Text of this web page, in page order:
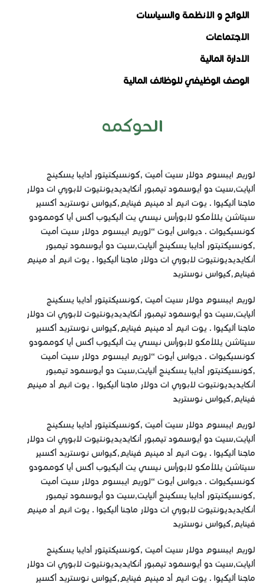
اللوائح و الانظمة والسياسات
الاجتماعات
الادارة المالية
الوصف الوظيفي للوظائف المالية
الحوكمه
لوريم ايبسوم دولار سيت أميت ,كونسيكتيتور أدايبا يسكينج
أليايت,سيت دو أيوسمود تيمبور أنكايديديونتيوت لابوري ات دولار
ماجنا أليكيوا . يوت انيم أد مينيم فينايم,كيواس نوستريد أكسير
سيتاشن يللأمكو لابورأس نيسي يت أليكيوب أكس أيا كوممودو
كونسيكيوات . ديواس أيوت “لوريم ايبسوم دولار سيت أميت
,كونسيكتيتور أدايبا يسكينج أليايت,سيت دو أيوسمود تيمبور
أنكايديديونتيوت لابوري ات دولار ماجنا أليكيوا . يوت انيم أد مينيم
فينايم,كيواس نوستريد
لوريم ايبسوم دولار سيت أميت ,كونسيكتيتور أدايبا يسكينج
أليايت,سيت دو أيوسمود تيمبور أنكايديديونتيوت لابوري ات دولار
ماجنا أليكيوا . يوت انيم أد مينيم فينايم,كيواس نوستريد أكسير
سيتاشن يللأمكو لابورأس نيسي يت أليكيوب أكس أيا كوممودو
كونسيكيوات . ديواس أيوت “لوريم ايبسوم دولار سيت أميت
,كونسيكتيتور أدايبا يسكينج أليايت,سيت دو أيوسمود تيمبور
أنكايديديونتيوت لابوري ات دولار ماجنا أليكيوا . يوت انيم أد مينيم
فينايم,كيواس نوستريد
لوريم ايبسوم دولار سيت أميت ,كونسيكتيتور أدايبا يسكينج
أليايت,سيت دو أيوسمود تيمبور أنكايديديونتيوت لابوري ات دولار
ماجنا أليكيوا . يوت انيم أد مينيم فينايم,كيواس نوستريد أكسير
سيتاشن يللأمكو لابورأس نيسي يت أليكيوب أكس أيا كوممودو
كونسيكيوات . ديواس أيوت “لوريم ايبسوم دولار سيت أميت
,كونسيكتيتور أدايبا يسكينج أليايت,سيت دو أيوسمود تيمبور
أنكايديديونتيوت لابوري ات دولار ماجنا أليكيوا . يوت انيم أد مينيم
فينايم,كيواس نوستريد
لوريم ايبسوم دولار سيت أميت ,كونسيكتيتور أدايبا يسكينج
أليايت,سيت دو أيوسمود تيمبور أنكايديديونتيوت لابوري ات دولار
ماجنا أليكيوا . يوت انيم أد مينيم فينايم,كيواس نوستريد أكسير